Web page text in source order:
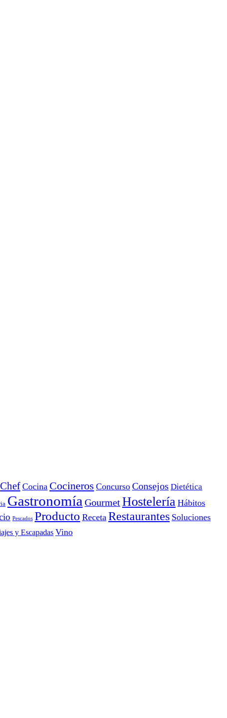
Chef Cocina Cocineros Concurso Consejos Dietética
Gastronomía GourmetHostelería Hábitos
Pescados Producto Receta Restaurantes Soluciones
y Escapadas Vino